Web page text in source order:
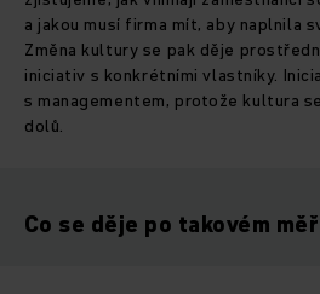
a jakou musí firma mít, aby naplnila
Změna kultury se pak děje
iniciativ s konkrétními vlastníky.
s managementem, protože kultura
dolů.
Co se děje po takovém